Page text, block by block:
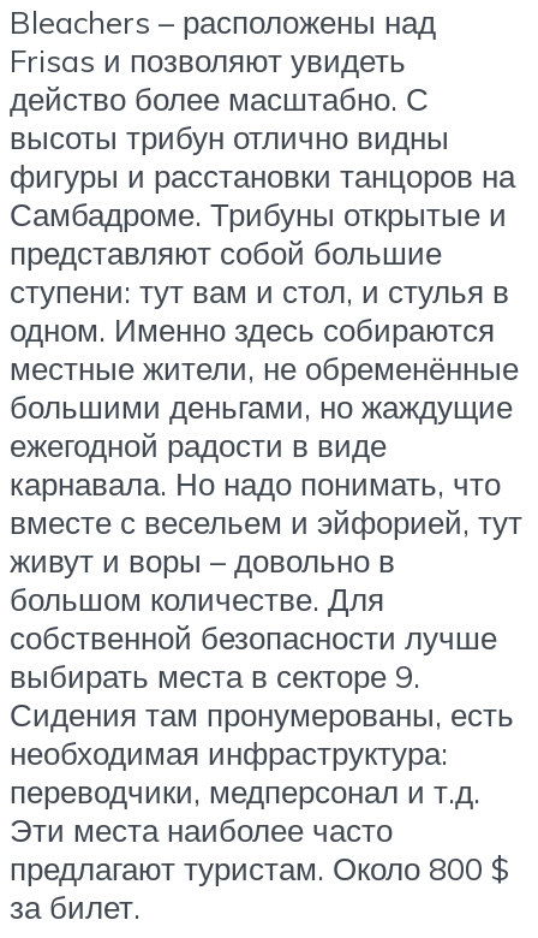
Bleachers – расположены над
Frisas и позволяют увидеть
действо более масштабно. С
высоты трибун отлично видны
фигуры и расстановки танцоров на
Самбадроме. Трибуны открытые и
представляют собой большие
ступени: тут вам и стол, и стулья в
одном. Именно здесь собираются
местные жители, не обременённые
большими деньгами, но жаждущие
ежегодной радости в виде
карнавала. Но надо понимать, что
вместе с весельем и эйфорией, тут
живут и воры – довольно в
большом количестве. Для
собственной безопасности лучше
выбирать места в секторе 9.
Сидения там пронумерованы, есть
необходимая инфраструктура:
переводчики, медперсонал и т.д.
Эти места наиболее часто
предлагают туристам. Около 800 $
за билет.